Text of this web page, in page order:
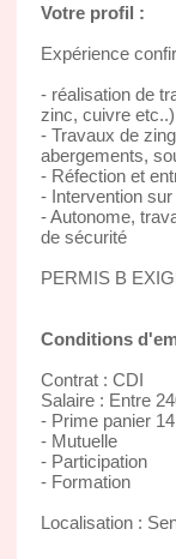
Votre profil :
Expérience
- réalisation de
zinc, cuivre etc..)
- Travaux de
abergements,
- Réfection et
- Intervention
- Autonome,
de sécurité
PERMIS B
Conditions
Contrat : CDI
Salaire : Entre
- Prime panier
- Mutuelle
- Participation
- Formation
Localisation :